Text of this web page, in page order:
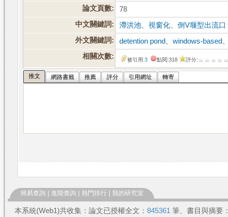
論文頁數:
78
中文關鍵詞:
滯洪池 、視窗化 、倒V堰型出流口
外文關鍵詞:
detention pond 、windows-based
相關次數:
被引用:3 點閱:318 評分:
推文 網路書籤 推薦 評分 引用網址 轉寄
簡易查詢 進階查詢 熱門排行 我的研究室
本系統(Web1)共收集：論文已授權全文： 845361 筆、書目與摘要：